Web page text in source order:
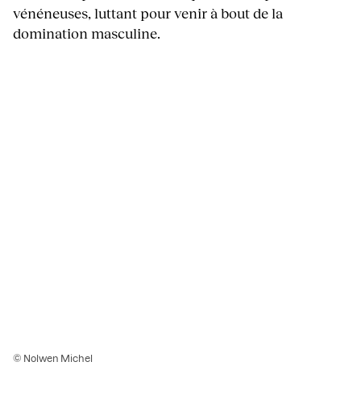
vénéneuses, luttant pour venir à bout de la
domination masculine.
© Nolwen Michel